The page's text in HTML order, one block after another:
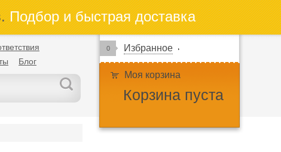
Подбор и быстрая доставка
Блог
0 Избранное
Моя корзина
Корзина пуста